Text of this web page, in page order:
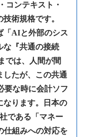
コンテキスト・
術規格です。
「AIと外部のシス
な『共通の接続
では、人間が間
したが、この共通
要な時に会計ソフ
なります。日本の
である「マネー
仕組みへの対応を